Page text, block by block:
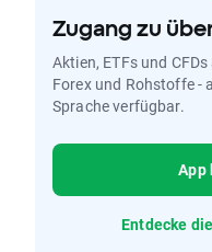
Zugang zu
Aktien, ETFs und
Forex und Rohstoffe -
Sprache verfügbar.
App
Entdecke